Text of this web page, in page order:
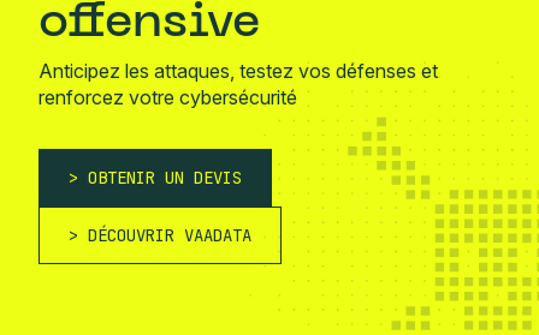
offensive
Anticipez les attaques, testez vos défenses et
renforcez votre cybersécurité
OBTENIR UN DEVIS
DÉCOUVRIR VAADATA